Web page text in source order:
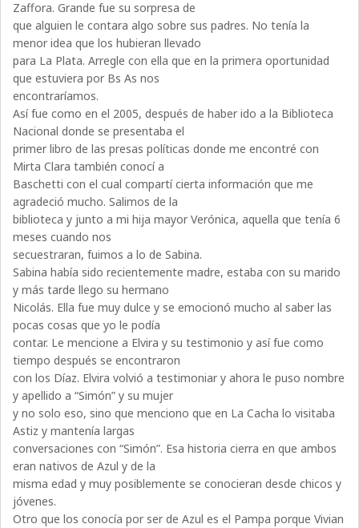
Zaffora. Grande fue su sorpresa de
que alguien le contara algo sobre sus padres. No tenía la
menor idea que los hubieran llevado
para La Plata. Arregle con ella que en la primera oportunidad
que estuviera por Bs As nos
encontraríamos.
Así fue como en el 2005, después de haber ido a la Biblioteca
Nacional donde se presentaba el
primer libro de las presas políticas donde me encontré con
Mirta Clara también conocí a
Baschetti con el cual compartí cierta información que me
agradeció mucho. Salimos de la
biblioteca y junto a mi hija mayor Verónica, aquella que tenía 6
meses cuando nos
secuestraran, fuimos a lo de Sabina.
Sabina había sido recientemente madre, estaba con su marido
y más tarde llego su hermano
Nicolás. Ella fue muy dulce y se emocionó mucho al saber las
pocas cosas que yo le podía
contar. Le mencione a Elvira y su testimonio y así fue como
tiempo después se encontraron
con los Díaz. Elvira volvió a testimoniar y ahora le puso nombre
y apellido a “Simón” y su mujer
y no solo eso, sino que menciono que en La Cacha lo visitaba
Astiz y mantenía largas
conversaciones con “Simón”. Esa historia cierra en que ambos
eran nativos de Azul y de la
misma edad y muy posiblemente se conocieran desde chicos y
jóvenes.
Otro que los conocía por ser de Azul es el Pampa porque Vivian